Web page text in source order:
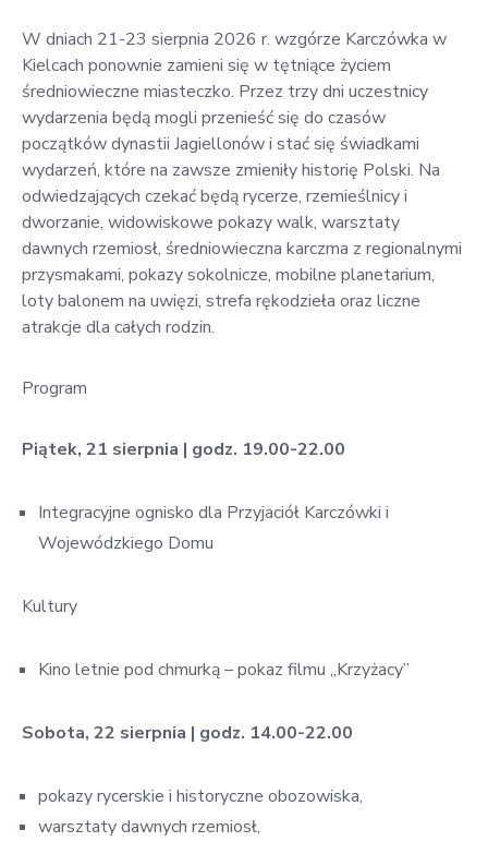
W dniach 21-23 sierpnia 2026 r. wzgórze Karczówka w
Kielcach ponownie zamieni się w tętniące życiem
średniowieczne miasteczko. Przez trzy dni uczestnicy
wydarzenia będą mogli przenieść się do czasów
początków dynastii Jagiellonów i stać się świadkami
wydarzeń, które na zawsze zmieniły historię Polski. Na
odwiedzających czekać będą rycerze, rzemieślnicy i
dworzanie, widowiskowe pokazy walk, warsztaty
dawnych rzemiosł, średniowieczna karczma z regionalnymi
przysmakami, pokazy sokolnicze, mobilne planetarium,
loty balonem na uwięzi, strefa rękodzieła oraz liczne
atrakcje dla całych rodzin.
Program
Piątek, 21 sierpnia | godz. 19.00-22.00
Integracyjne ognisko dla Przyjaciół Karczówki i
Wojewódzkiego Domu
Kultury
Kino letnie pod chmurką – pokaz filmu „Krzyżacy”
Sobota, 22 sierpnia | godz. 14.00-22.00
pokazy rycerskie i historyczne obozowiska,
warsztaty dawnych rzemiosł,